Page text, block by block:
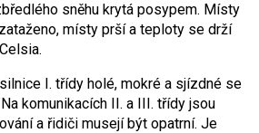
sněhu krytá posypem. Místy
místy prší a teploty se drží
I. třídy holé, mokré a sjízdné se
komunikacích II. a III. třídy jsou
a řidiči musejí být opatrní. Je